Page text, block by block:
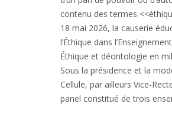
contenu des termes
18 mai 2026, la causerie
l’Éthique dans
Éthique et déontologie en
Sous la présidence et la
Cellule, par ailleurs Vice-
panel constitué de trois